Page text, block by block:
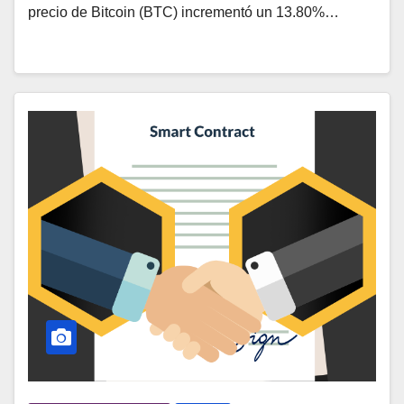
precio de Bitcoin (BTC) incrementó un 13.80%…